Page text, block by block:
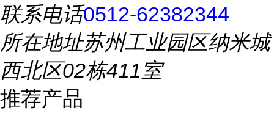
联系电话0512-62382344
所在地址苏州工业园区纳米城
西北区02栋411室
推荐产品